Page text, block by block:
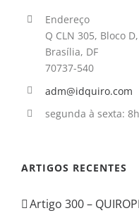
Endereço
Q CLN 305, Bloco
Brasília, DF
70737-540
adm@idquiro.com
segunda à sexta:
ARTIGOS RECENTES
Artigo 300 –